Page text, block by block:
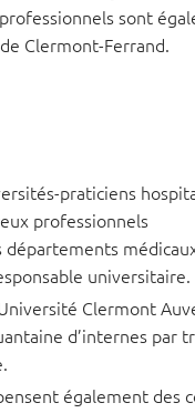
sont
Clermont-Ferrand.
praticiens
professionnels
universitaire.
Clermont
d’internes par
également des